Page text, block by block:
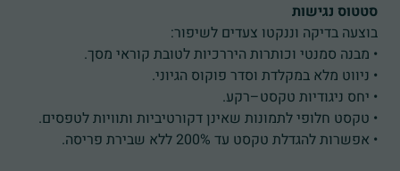
סטטוס נגישות
בוצעה בדיקה וננקטו צעדים לשיפור:
• מבנה סמנטי וכותרות היררכיות לטובת קוראי מסך.
• ניווט מלא במקלדת וסדר פוקוס הגיוני.
• יחס ניגודיות טקסט–רקע.
• טקסט חלופי לתמונות שאינן דקורטיביות ותוויות לטפסים.
• אפשרות להגדלת טקסט עד 200% ללא שבירת פריסה.